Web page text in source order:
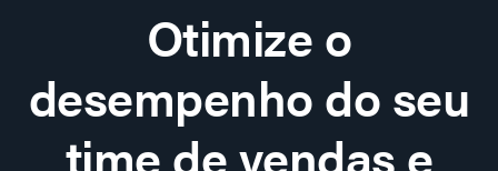
Otimize o
desempenho do seu
time de vendas e